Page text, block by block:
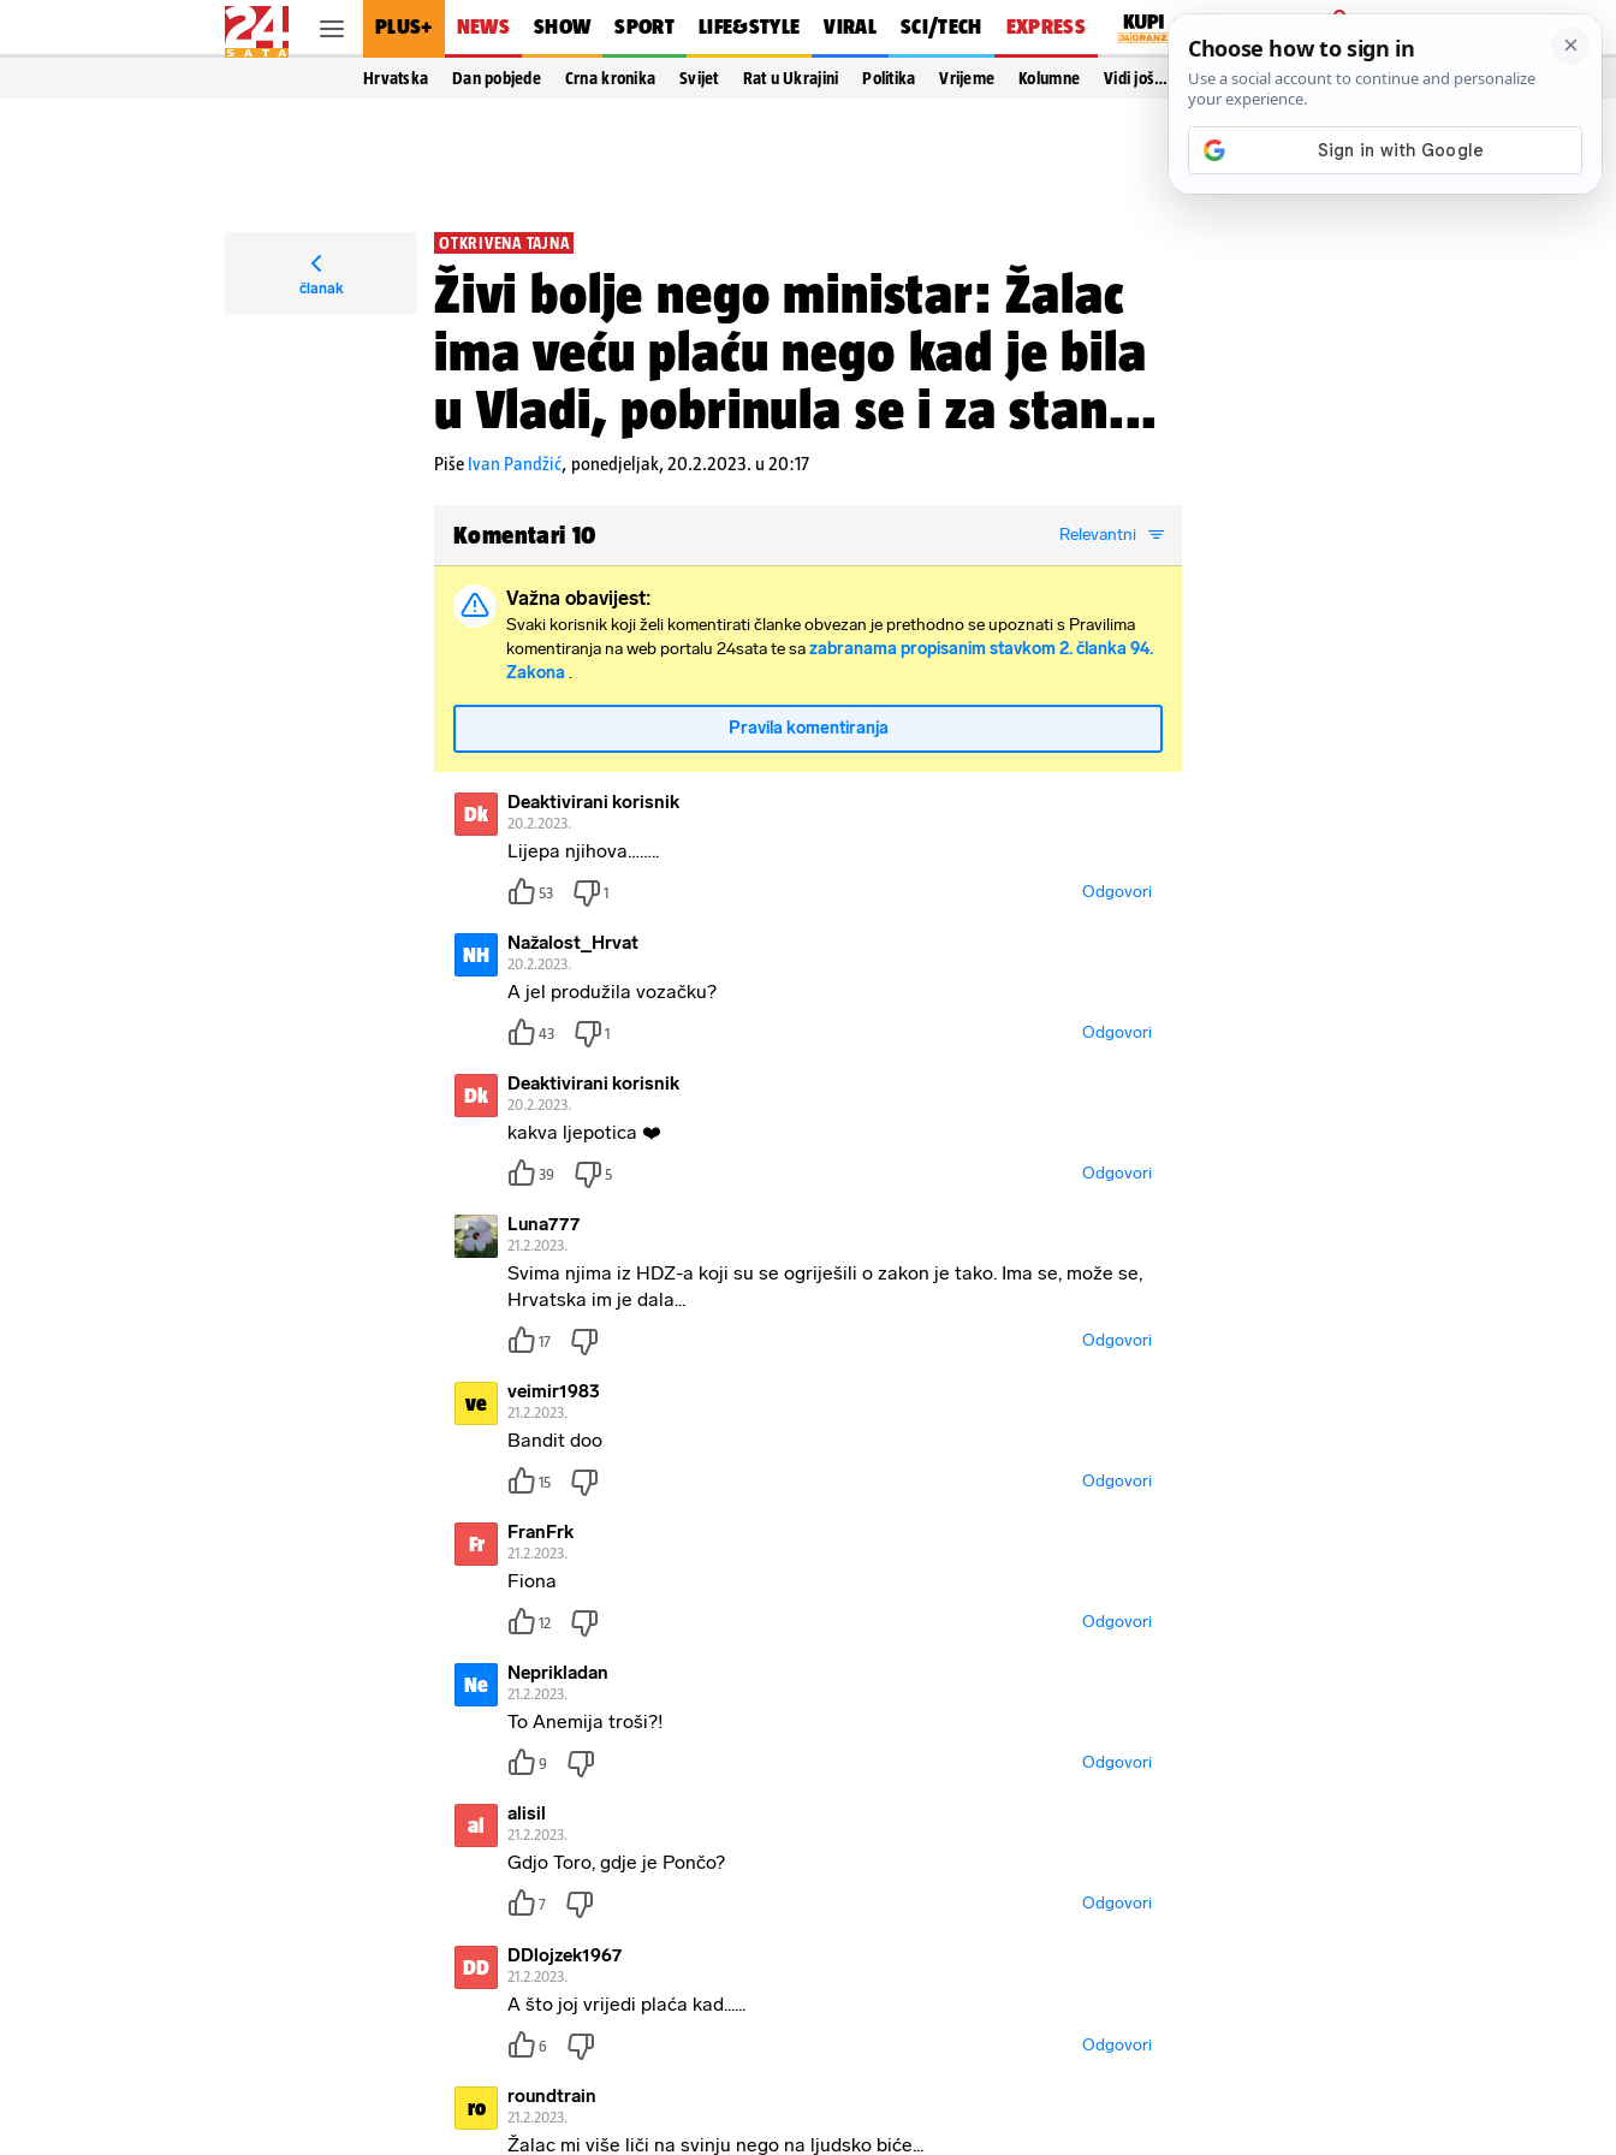
PLUS+ NEWS SHOW SPORT LIFE&STYLE VIRAL SCI/TECH EXPRESS
PRIJAVA
Hrvatska Dan pobjede Crna kronika Svijet Rat u Ukrajini Politika Vrijeme Kolumne Vidi još…
članak
OTKRIVENA TAJNA
Živi bolje nego ministar: Žalac
ima veću plaću nego kad je bila
u Vladi, pobrinula se i za stan...
Piše Ivan Pandžić, ponedjeljak, 20.2.2023. u 20:17
Komentari 10 Relevantni
Važna obavijest:
Svaki korisnik koji želi komentirati članke obvezan je prethodno se upoznati s Pravilima
komentiranja na web portalu 24sata te sazabranama propisanim stavkom 2. članka 94.
Zakona .
Pravila komentiranja
Dk Deaktivirani korisnik
20.2.2023.
Lijepa njihova……..
53 1 Odgovori
NH Nažalost_Hrvat
20.2.2023.
A jel produžila vozačku?
43 1 Odgovori
Dk Deaktivirani korisnik
20.2.2023.
kakva ljepotica ❤️
39 5 Odgovori
Luna777
21.2.2023.
Svima njima iz HDZ-a koji su se ogriješili o zakon je tako. Ima se, može se,
Hrvatska im je dala...
17 Odgovori
ve veimir1983
21.2.2023.
Bandit doo
15 Odgovori
Fr FranFrk
21.2.2023.
Fiona
12 Odgovori
Ne Neprikladan
21.2.2023.
To Anemija troši?!
9 Odgovori
al alisil
21.2.2023.
Gdjo Toro, gdje je Pončo?
7 Odgovori
DD DDlojzek1967
21.2.2023.
A što joj vrijedi plaća kad......
6 Odgovori
ro roundtrain
21.2.2023.
Žalac mi više liči na svinju nego na ljudsko biće...